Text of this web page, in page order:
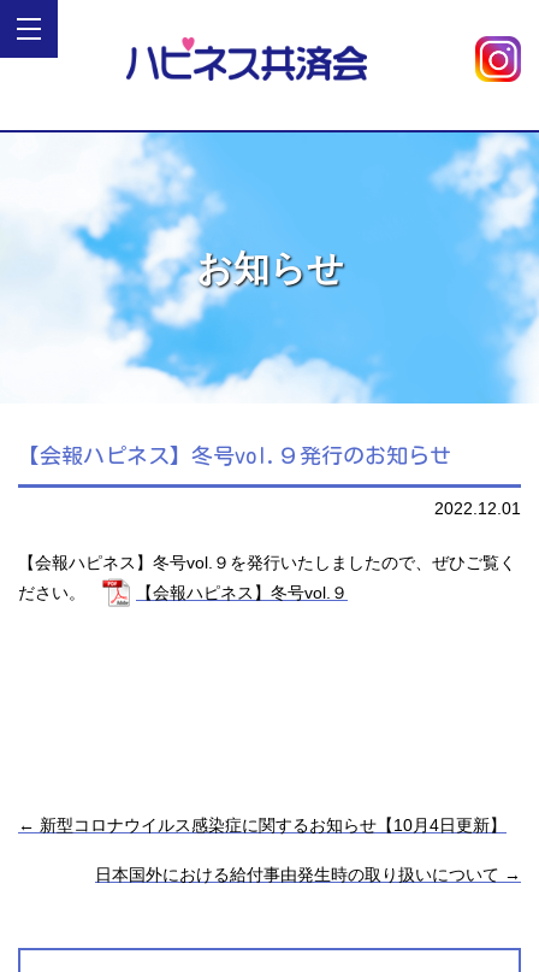
お知らせ
【会報ハピネス】冬号vol.９発行のお知らせ
2022.12.01
【会報ハピネス】冬号vol.９を発行いたしましたので、ぜひご覧く
ださい。
【会報ハピネス】冬号vol.９
← 新型コロナウイルス感染症に関するお知らせ【10月4日更新】
日本国外における給付事由発生時の取り扱いについて →